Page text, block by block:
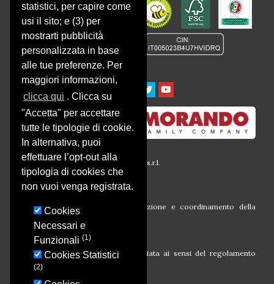
statistici, per capire come
usi il sito; e (3) per
mostrarti pubblicità
personalizzata in base
alle tue preferenze. Per
maggiori informazioni,
clicca qui . Clicca su
"Accetta" per accettare
tutte le tipologie di cookie.
In alternativa, puoi
effettuare l’opt-out alla
tipologia di cookies che
non vuoi venga registrata.
Cookies
Necessari e
Funzionali (1)
Cookies Statistici
(2)
CONFORMITÀ :
© 2016 Società Agricola Montalbera s.r.l.
P.iva 00633260054
Via Montalbera, 1
Società soggetta all’attività di direzione e coordinamento della
Morando Holding S.r.l.
Campagna finanziata ai sensi del regolamento